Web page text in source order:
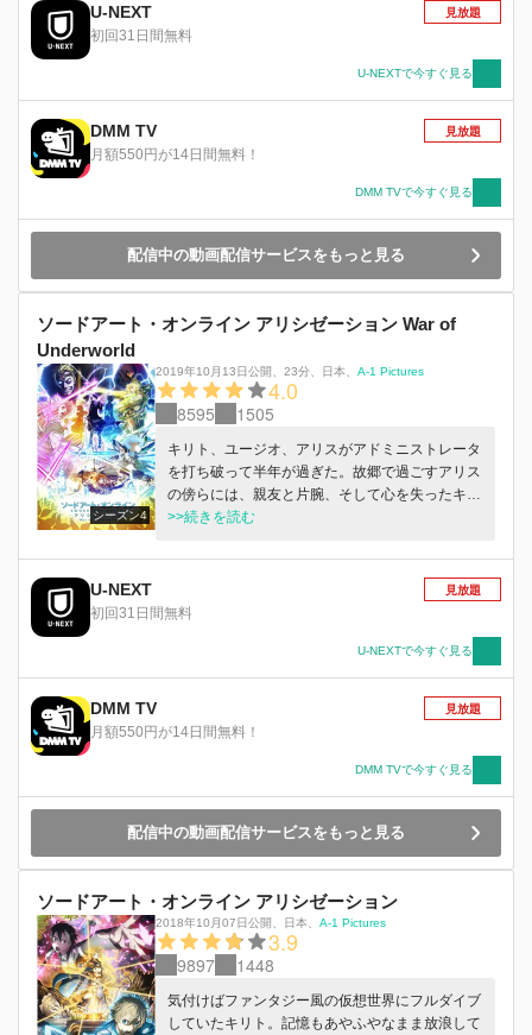
イヤーは、実際に現実世界でも《死》に至
る・・・・・・。その不気味な事件の捜査を断り
界》へ物理的に影響を及ぼすことに疑いを抱きつ
つも、《GGO》へとログインする。《死銃》の
手がかりを掴むべく、不慣れなゲーム内を彷徨う
キリト。そんな彼に救いの手を差し伸べたのは、
長大なライフル《ヘカートIII》を愛用するスナイ
パーの少女・シノンだった。彼女の力を借りたキ
リトは、自らがターゲットとなって《死銃》との
接触を試みるべく、全ガンナーの頂点たる対人ト
ーナメント《バレット・オブ・バレッツ》に挑
む・・・・・・。
U-NEXT
初回31日間無料
見放題
U-NEXTで今すぐ見る
DMM TV
月額550円が14日間無料！
見放題
DMM TVで今すぐ見る
配信中の動画配信サービスをもっと見る
ソードアート・オンライン アリシゼーション War of
Underworld
シーズン4
2019年10月13日公開 23分 日本 A-1 Pictures
4.0
8595 1505
キリト、ユージオ、アリスがアドミニストレータ
を打ち破って半年が過ぎた。故郷で過ごすアリス
の傍らには、親友と片腕、そして心を失ったキリ
トの姿があった。そんな中、暗黒神ベクタの復活
《大戦》が始まる…。
>>続きを読む
U-NEXT
初回31日間無料
見放題
U-NEXTで今すぐ見る
DMM TV
月額550円が14日間無料！
見放題
DMM TVで今すぐ見る
配信中の動画配信サービスをもっと見る
ソードアート・オンライン アリシゼーション
2018年10月07日公開 日本 A-1 Pictures
3.9
9897 1448
気付けばファンタジー風の仮想世界にフルダイブ
していたキリト。記憶もあやふやなまま放浪して